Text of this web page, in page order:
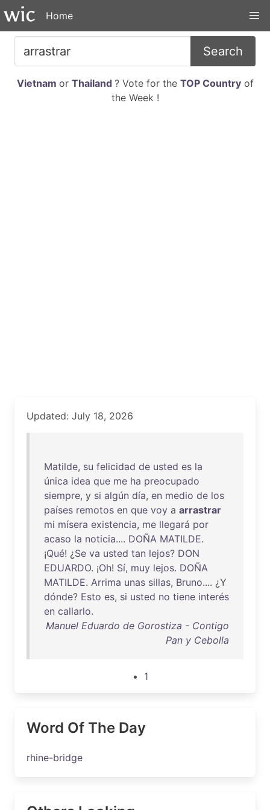
Home
Search
Vietnam or Thailand ? Vote for the TOP Countryof
the Week !
Updated: July 18, 2026
Matilde, su felicidad de usted es la
única idea que me ha preocupado
siempre, y si algún día, en medio de los
países remotos en que voy a arrastrar
mi mísera existencia, me llegará por
acaso la noticia.... DOÑA MATILDE.
¡Qué! ¿Se va usted tan lejos? DON
EDUARDO. ¡Oh! Sí, muy lejos. DOÑA
MATILDE. Arrima unas sillas, Bruno.... ¿Y
dónde? Esto es, si usted no tiene interés
en callarlo.
Manuel Eduardo de Gorostiza - Contigo
Pan y Cebolla
1
Word Of The Day
rhine-bridge